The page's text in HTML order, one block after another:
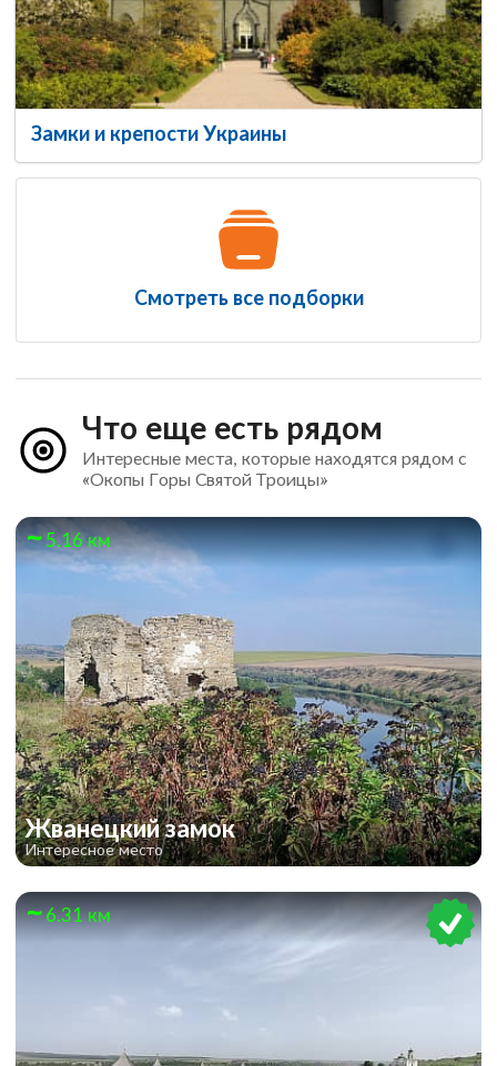
Замки и крепости Украины
Смотреть все подборки
Что еще есть рядом
Интересные места, которые находятся рядом с
«Окопы Горы Святой Троицы»
5.16 км
Жванецкий замок
Интересное место
6.31 км